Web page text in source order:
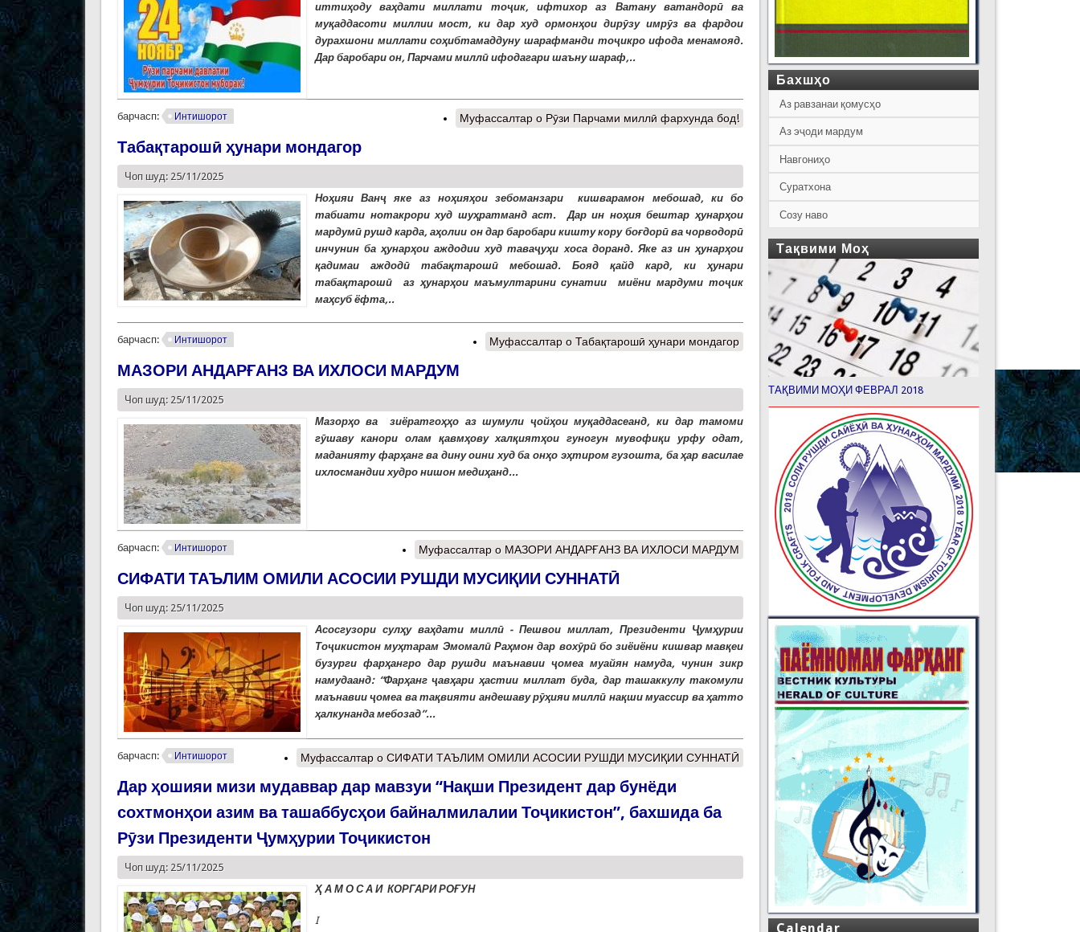
иттиҳоду ваҳдати миллати тоҷик, ифтихор аз Ватану ватандорӣ ва
муқаддасоти миллии мост, ки дар худ ормонҳои дирӯзу имрӯз ва фардои
дурахшони миллати соҳибтамаддуну шарафманди тоҷикро ифода менамояд.
Дар баробари он, Парчами миллӣ ифодагари шаъну шараф,..
барчасп: Интишорот Муфассалтар о Рӯзи Парчами миллӣ фархунда бод!
Табақтарошӣ ҳунари мондагор
Чоп шуд: 25/11/2025
Ноҳияи Ванҷ яке аз ноҳияҳои зебоманзари кишварамон мебошад, ки бо
табиати нотакрори худ шуҳратманд аст. Дар ин ноҳия бештар ҳунарҳои
мардумӣ рушд карда, аҳолии он дар баробари кишту кору боғдорӣ ва чорводорӣ
инчунин ба ҳунарҳои аждодии худ таваҷуҳи хоса доранд. Яке аз ин ҳунарҳои
қадимаи аждодӣ табақтарошӣ мебошад. Бояд қайд кард, ки ҳунари
табақтарошӣ аз ҳунарҳои маъмултарини сунатии миёни мардуми тоҷик
маҳсуб ёфта,..
барчасп: Интишорот Муфассалтар о Табақтарошӣ ҳунари мондагор
МАЗОРИ АНДАРҒАНЗ ВА ИХЛОСИ МАРДУМ
Чоп шуд: 25/11/2025
Мазорҳо ва зиёратгоҳҳо аз шумули ҷойҳои муқаддасеанд, ки дар тамоми
гӯшаву канори олам қавмҳову халқиятҳои гуногун мувофиқи урфу одат,
маданияту фарҳанг ва дину оини худ ба онҳо эҳтиром гузошта, ба ҳар василае
ихлосмандии худро нишон медиҳанд...
барчасп: Интишорот Муфассалтар о МАЗОРИ АНДАРҒАНЗ ВА ИХЛОСИ МАРДУМ
СИФАТИ ТАЪЛИМ ОМИЛИ АСОСИИ РУШДИ МУСИҚИИ СУННАТӢ
Чоп шуд: 25/11/2025
Асосгузори сулҳу ваҳдати миллӣ - Пешвои миллат, Президенти Ҷумҳурии
Тоҷикистон муҳтарам Эмомалӣ Раҳмон дар вохӯрӣ бо зиёиёни кишвар мавқеи
бузурги фарҳангро дар рушди маънавии ҷомеа муайян намуда, чунин зикр
намудаанд: “Фарҳанг ҷавҳари ҳастии миллат буда, дар ташаккулу такомули
маънавии ҷомеа ва тақвияти андешаву рӯҳияи миллӣ нақши муассир ва ҳатто
ҳалкунанда мебозад”...
барчасп: Интишорот Муфассалтар о СИФАТИ ТАЪЛИМ ОМИЛИ АСОСИИ РУШДИ МУСИҚИИ СУННАТӢ
Дар ҳошияи мизи мудаввар дар мавзуи “Нақши Президент дар бунёди
сохтмонҳои азим ва ташаббусҳои байналмилалии Тоҷикистон”, бахшида ба
Рӯзи Президенти Ҷумҳурии Тоҷикистон
Чоп шуд: 25/11/2025
ҲА М О С А И КОРГАРИ РОҒУН
I
Бахшҳо
Аз равзанаи қомусҳо
Аз эҷоди мардум
Навгониҳо
Суратхона
Созу наво
Тақвими Моҳ
ТАҚВИМИ МОҲИ ФЕВРАЛ 2018
Calendar